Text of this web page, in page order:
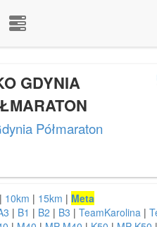
GDYNIA
Półmaraton
| 10km | 15km | Meta
| B1 | B2 | B3 | TeamKarolina |